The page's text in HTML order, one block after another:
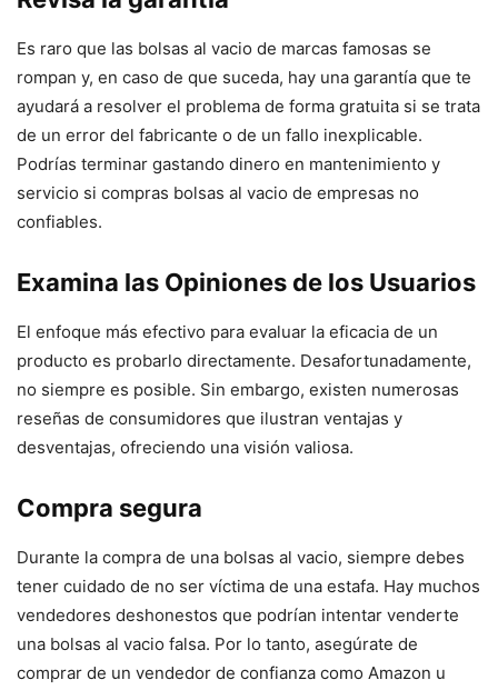
Es raro que las bolsas al vacio de marcas famosas se
rompan y, en caso de que suceda, hay una garantía que te
ayudará a resolver el problema de forma gratuita si se trata
de un error del fabricante o de un fallo inexplicable.
Podrías terminar gastando dinero en mantenimiento y
servicio si compras bolsas al vacio de empresas no
confiables.
Examina las Opiniones de los Usuarios
El enfoque más efectivo para evaluar la eficacia de un
producto es probarlo directamente. Desafortunadamente,
no siempre es posible. Sin embargo, existen numerosas
reseñas de consumidores que ilustran ventajas y
desventajas, ofreciendo una visión valiosa.
Compra segura
Durante la compra de una bolsas al vacio, siempre debes
tener cuidado de no ser víctima de una estafa. Hay muchos
vendedores deshonestos que podrían intentar venderte
una bolsas al vacio falsa. Por lo tanto, asegúrate de
comprar de un vendedor de confianza como Amazon u